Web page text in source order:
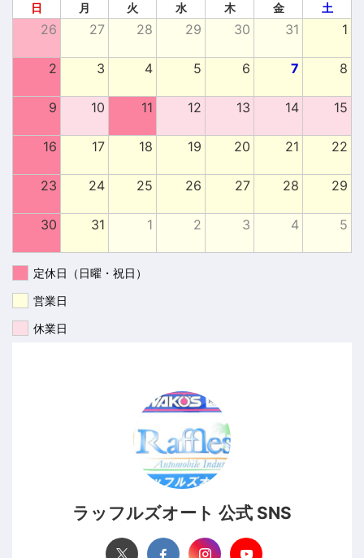
日 月 火 水 木 金 土
26 27 28 29 30 31 1
2 3 4 5 6 7 8
9 10 11 12 13 14 15
16 17 18 19 20 21 22
23 24 25 26 27 28 29
30 31 1 2 3 4 5
定休日（日曜・祝日）
営業日
休業日
ラッフルズオート 公式 SNS